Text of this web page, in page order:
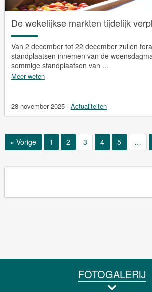
De wekelijkse markten tijdelijk
Van 2 december tot 22 december zullen
standplaatsen innemen van de
sommige standplaatsen van ...
Meer weten
28 november 2025 - Actualiteiten
« Vorige Page
1 Page
2 Page
3 Page
4 Page
5 …
FOTOGALERIJ